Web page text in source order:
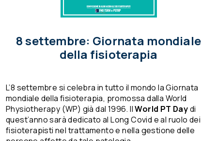
8 settembre: Giornata mondiale
della fisioterapia
L’8 settembre si celebra in tutto il mondo la Giornata
mondiale della fisioterapia, promossa dalla World
Physiotherapy (WP) già dal 1996. IlWorld PT Daydi
quest’anno sarà dedicato al Long Covid e al ruolo dei
fisioterapisti nel trattamento e nella gestione delle